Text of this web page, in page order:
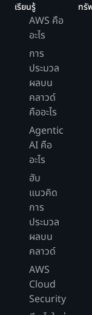
เรียนรู้
AWS คือ
อะไร
การ
ประมวล
ผลบน
คลาวด์
คืออะไร
Agentic
AI คือ
อะไร
ฮับ
แนวคิด
การ
ประมวล
ผลบน
คลาวด์
AWS
Cloud
Security
ทรั